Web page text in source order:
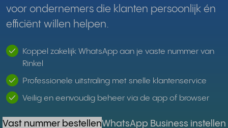
voor ondernemers die klanten persoonlijk én
efficiënt willen helpen.
Koppel zakelijk WhatsApp aan je vaste nummer van
Rinkel
Professionele uitstraling met snelle klantenservice
Veilig en eenvoudig beheer via de app of browser
Vast nummer bestellenWhatsApp Business instellen